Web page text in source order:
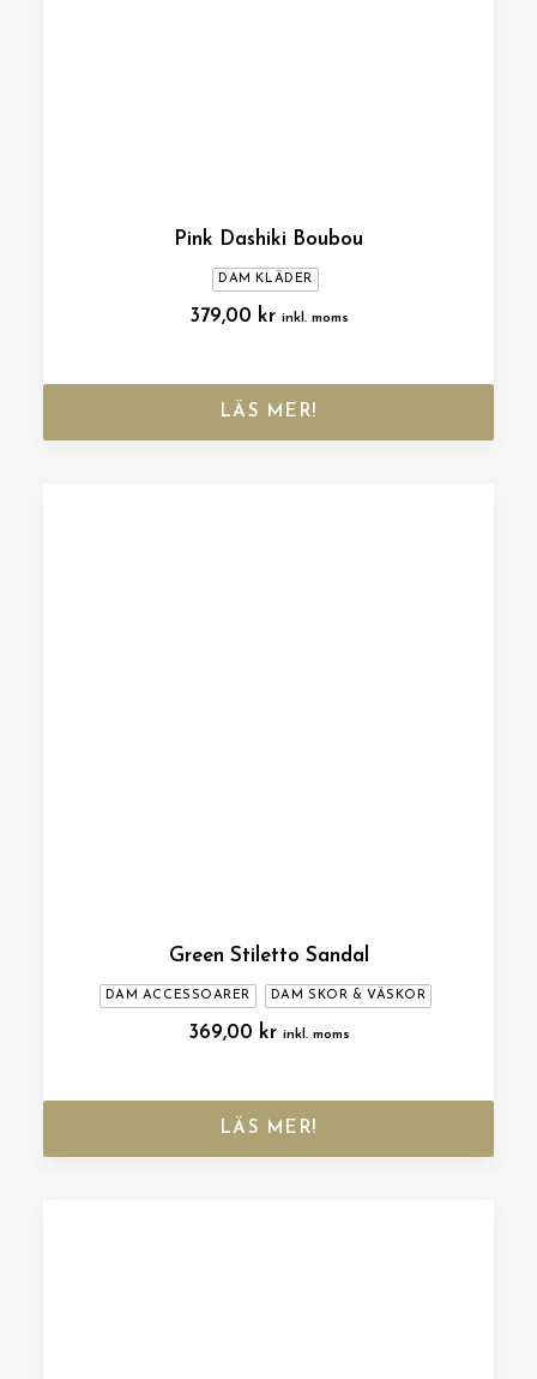
Pink Dashiki Boubou
DAM KLÄDER
379,00 kr inkl. moms
LÄS MER!
Green Stiletto Sandal
DAM ACCESSOARER DAM SKOR & VÄSKOR
369,00 kr inkl. moms
LÄS MER!